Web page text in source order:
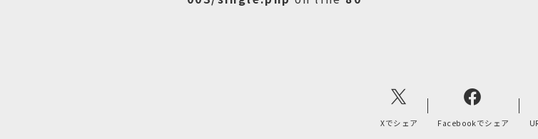
Xでシェア Facebookでシェア